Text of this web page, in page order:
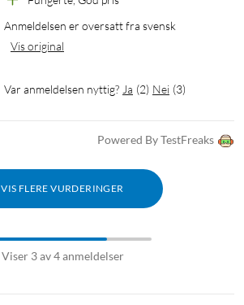
Anmeldelsen er oversatt fra svensk
Vis original
Var anmeldelsen nyttig? Ja (2) Nei (3)
Powered By TestFreaks
VIS FLERE VURDERINGER
Viser 3 av 4 anmeldelser